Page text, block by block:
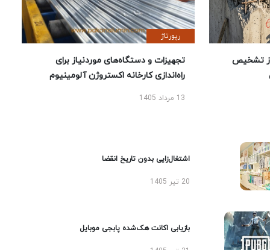
تشخیص
رپورتاژ
تجهیزات و دستگاه‌های موردنیاز برای
راه‌اندازی کارخانه اکستروژن آلومینیوم
13 مرداد 1405
اشتغال‌زایی بدون تاریخ انقضا
20 تیر 1405
بازیابی اکانت هک‌شده پابجی موبایل